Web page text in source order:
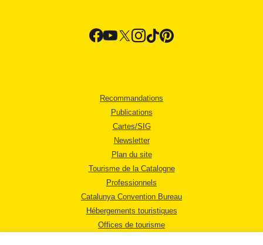
Recommandations
Publications
Cartes/SIG
Newsletter
Plan du site
Tourisme de la Catalogne
Professionnels
Catalunya Convention Bureau
Hébergements touristiques
Offices de tourisme